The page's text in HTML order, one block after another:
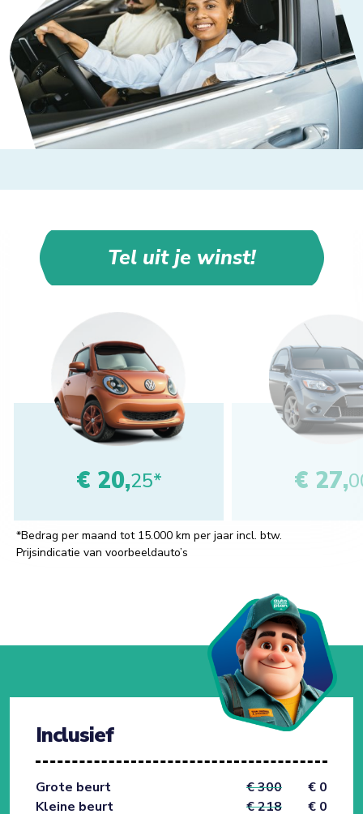
Tel uit je winst!
€ 20,25* € 27,
*Bedrag per maand tot 15.000 km per jaar incl. btw.
Prijsindicatie van voorbeeldauto’s
Inclusief
Grote beurt € 300
€ 0
Kleine beurt
€ 218 € 0